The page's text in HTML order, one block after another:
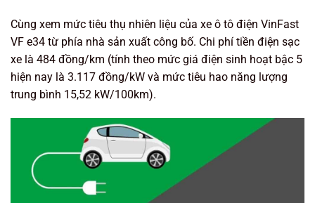
Cùng xem mức tiêu thụ nhiên liệu của xe ô tô điện VinFast
VF e34 từ phía nhà sản xuất công bố. Chi phí tiền điện sạc
xe là 484 đồng/km (tính theo mức giá điện sinh hoạt bậc 5
hiện nay là 3.117 đồng/kW và mức tiêu hao năng lượng
trung bình 15,52 kW/100km).